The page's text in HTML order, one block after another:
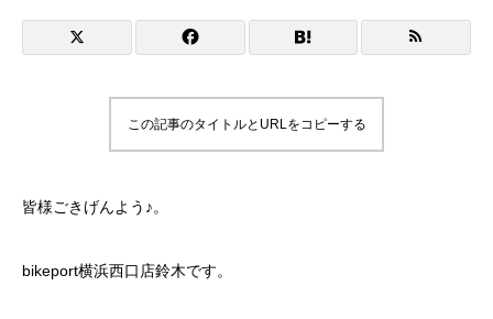
この記事のタイトルとURLをコピーする
皆様ごきげんよう♪。
bikeport横浜西口店鈴木です。